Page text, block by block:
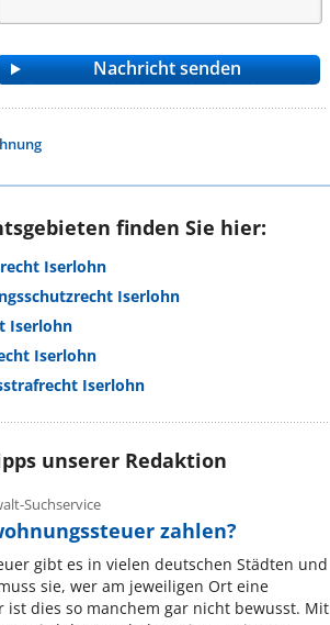
finden Sie hier:
Iserlohn
Iserlohn
Iserlohn
Iserlohn
Iserlohn
unserer Redaktion
Suchservice
zahlen?
gibt es in vielen deutschen Städten und
sie, wer am jeweiligen Ort eine
ist dies so manchem gar nicht bewusst. Mit